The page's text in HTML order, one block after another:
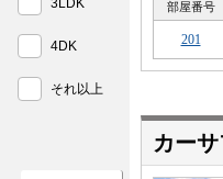
部屋番号
201
カー
3LDK
4DK
それ以上